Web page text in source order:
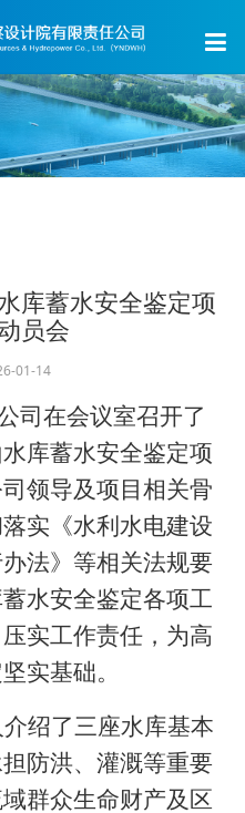
库蓄水安全鉴定项
员会
01-14
司在会议室召开了
库蓄水安全鉴定项
领导及项目相关骨
实《水利水电建设
法》等相关法规要
水安全鉴定各项工
实工作责任，为高
实基础。
绍了三座水库基本
防洪、灌溉等重要
群众生命财产及区